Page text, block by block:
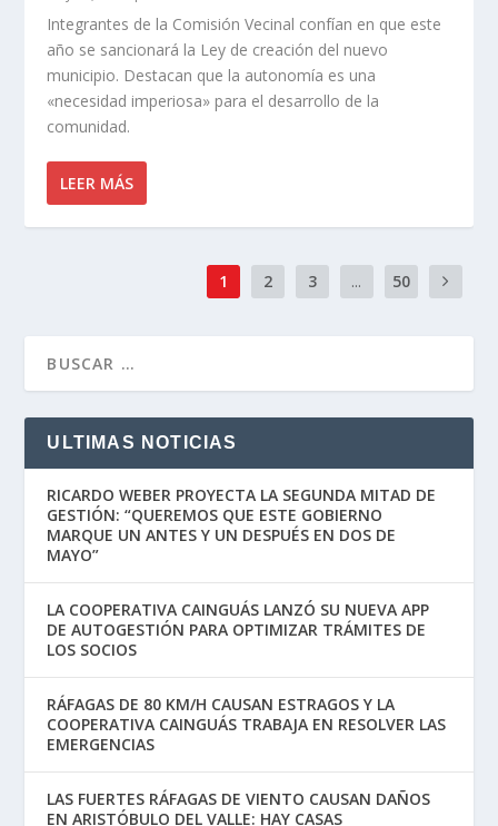
Integrantes de la Comisión Vecinal confían en que este
año se sancionará la Ley de creación del nuevo
municipio. Destacan que la autonomía es una
«necesidad imperiosa» para el desarrollo de la
comunidad.
LEER MÁS
1 2 3 ... 50
ULTIMAS NOTICIAS
RICARDO WEBER PROYECTA LA SEGUNDA MITAD DE
GESTIÓN: “QUEREMOS QUE ESTE GOBIERNO
MARQUE UN ANTES Y UN DESPUÉS EN DOS DE
MAYO”
LA COOPERATIVA CAINGUÁS LANZÓ SU NUEVA APP
DE AUTOGESTIÓN PARA OPTIMIZAR TRÁMITES DE
LOS SOCIOS
RÁFAGAS DE 80 KM/H CAUSAN ESTRAGOS Y LA
COOPERATIVA CAINGUÁS TRABAJA EN RESOLVER LAS
EMERGENCIAS
LAS FUERTES RÁFAGAS DE VIENTO CAUSAN DAÑOS
EN ARISTÓBULO DEL VALLE: HAY CASAS